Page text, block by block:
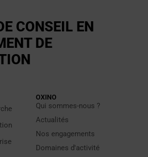
CONSEIL EN
DE
OXINO
Qui sommes-nous ?
Actualités
Nos engagements
Domaines d'activité